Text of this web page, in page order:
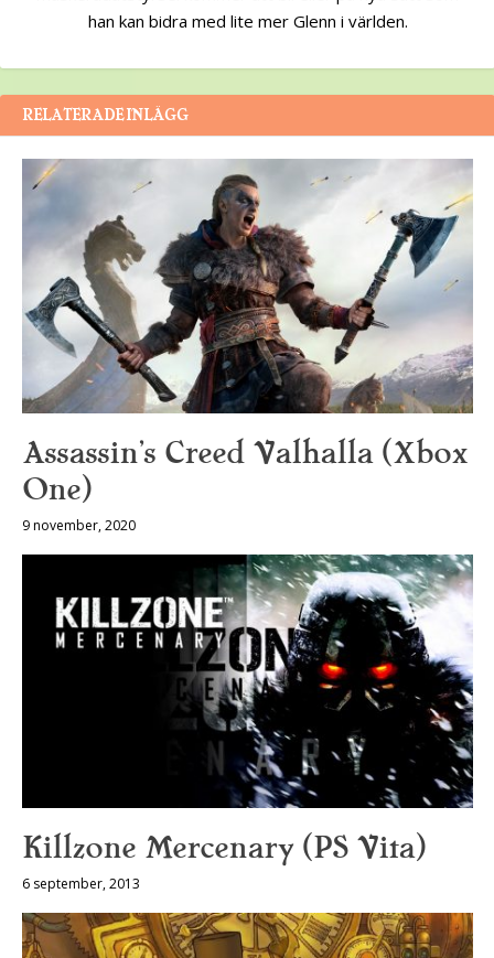
han kan bidra med lite mer Glenn i världen.
RELATERADE INLÄGG
Assassin’s Creed Valhalla (Xbox
One)
9 november, 2020
Killzone Mercenary (PS Vita)
6 september, 2013